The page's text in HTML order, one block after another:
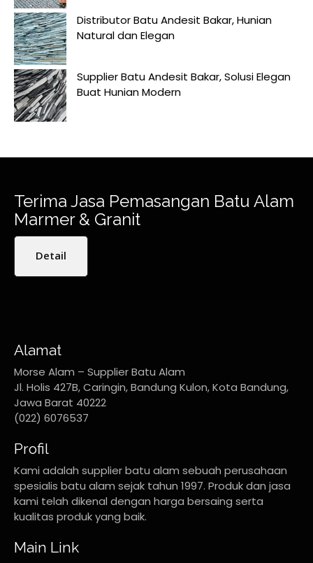
Distributor Batu Andesit Bakar, Hunian
Natural dan Elegan
Supplier Batu Andesit Bakar, Solusi Elegan
Buat Hunian Modern
Terima Jasa Pemasangan Batu Alam
Marmer & Granit
Detail
Alamat
Morse Alam – Supplier Batu Alam
Jl. Holis 427B, Caringin, Bandung Kulon, Kota Bandung,
Jawa Barat 40222
(022) 6076537
Profil
Kami adalah supplier batu alam sebuah perusahaan
spesialis batu alam sejak tahun 1997. Produk dan jasa
kami telah dikenal dengan harga bersaing serta
kualitas produk yang baik.
Main Link